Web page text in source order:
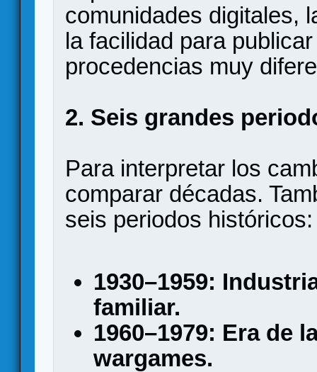
comunidades digitales,
la facilidad para
procedencias muy
2. Seis grandes
Para interpretar los
comparar décadas.
seis periodos históricos:
1930–1959:
familiar.
1960–1979: Era de
wargames.